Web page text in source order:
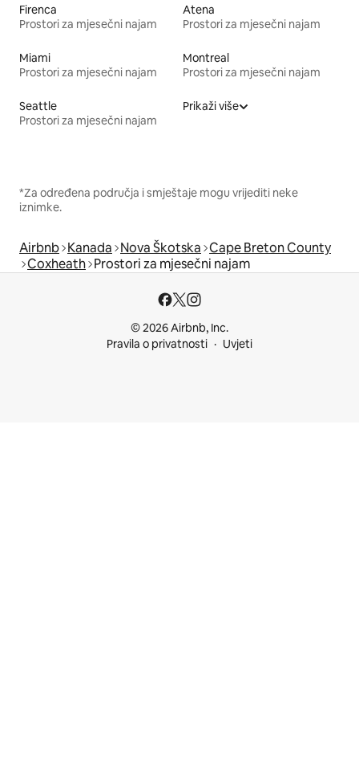
Firenca
Prostori za mjesečni najam
Atena
Prostori za mjesečni najam
Miami
Prostori za mjesečni najam
Montreal
Prostori za mjesečni najam
Seattle
Prostori za mjesečni najam
Prikaži više
*Za određena područja i smještaje mogu vrijediti neke
iznimke.
Airbnb Kanada Nova Škotska Cape Breton County
Coxheath Prostori za mjesečni najam
© 2026 Airbnb, Inc.
Pravila o privatnosti
Uvjeti